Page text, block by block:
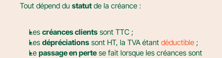
Tout dépend du statut de la créance :
Les créances clients sont TTC ;
Les dépréciations sont HT, la TVA étant déductible ;
Le passage en perte se fait lorsque les créances sont